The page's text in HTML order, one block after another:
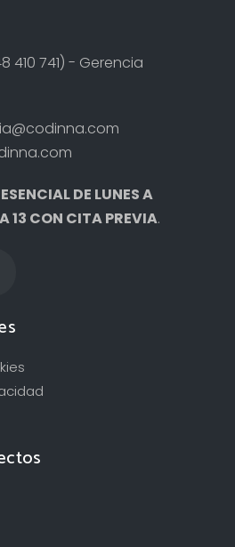
410 741) - Gerencia
DE LUNES A
13 CON CITA PREVIA.